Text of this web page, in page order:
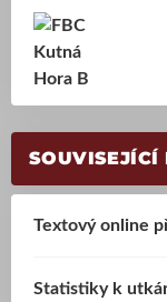
SOUVISEJÍCÍ
Textový online
Statistiky k